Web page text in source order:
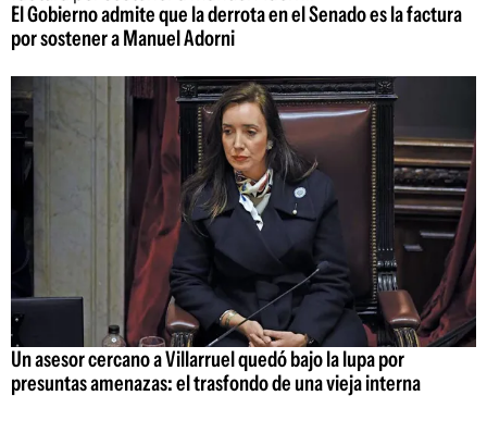
El Gobierno admite que la derrota en el Senado es la factura
por sostener a Manuel Adorni
Un asesor cercano a Villarruel quedó bajo la lupa por
presuntas amenazas: el trasfondo de una vieja interna